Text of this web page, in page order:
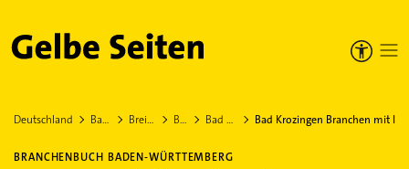
Gelbe Seiten
Deutschland Baden-Württemberg Breisgau-Hochschwarzwald Bad Krozingen Bad Krozingen Stadtteil Biengen Bad Krozingen Branchen mit I
BRANCHENBUCH BADEN-WÜRTTEMBERG